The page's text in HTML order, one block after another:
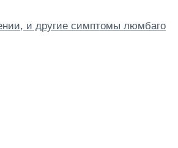
и другие симптомы люмбаго